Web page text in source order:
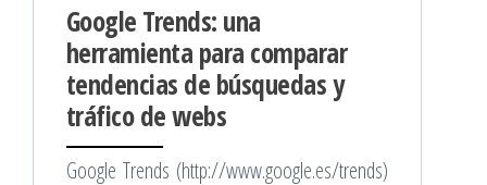
Google Trends: una
herramienta para comparar
tendencias de búsquedas y
tráfico de webs
Google Trends (http://www.google.es/trends)